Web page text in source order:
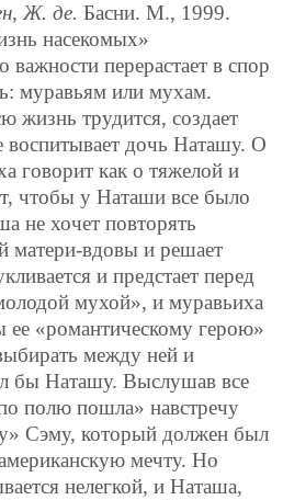
Ж. де. Басни. М., 1999.
насекомых»
важности перерастает в спор
муравьям или мухам.
жизнь трудится, создает
воспитывает дочь Наташу. О
говорит как о тяжелой и
чтобы у Наташи все было
не хочет повторять
матери-вдовы и решает
и предстает перед
мухой», и муравьиха
ее «романтическому герою»
между ней и
бы Наташу. Выслушав все
полю пошла» навстречу
Сэму, который должен был
мечту. Но
нелегкой, и Наташа,